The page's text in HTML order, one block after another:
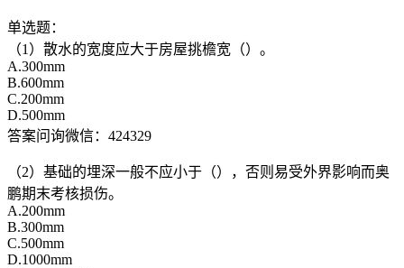
单选题：
（1）散水的宽度应大于房屋挑檐宽（）。
A.300mm
B.600mm
C.200mm
D.500mm
答案问询微信：424329
（2）基础的埋深一般不应小于（），否则易受外界影响而奥
鹏期末考核损伤。
A.200mm
B.300mm
C.500mm
D.1000mm